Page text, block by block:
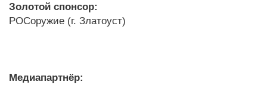
Золотой спонсор:
РОСоружие (г. Златоуст)
Медиапартнёр: